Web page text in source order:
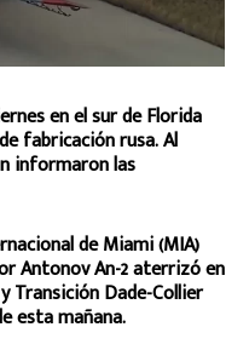
en el sur de Florida
fabricación rusa. Al
informaron las
de Miami (MIA)
Antonov An-2 aterrizó en
Transición Dade-Collier
esta mañana.